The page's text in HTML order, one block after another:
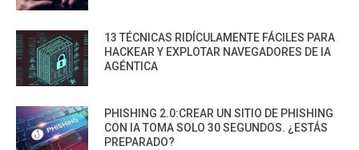
13 TÉCNICAS RIDÍCULAMENTE FÁCILES PARA
HACKEAR Y EXPLOTAR NAVEGADORES DE IA
AGÉNTICA
PHISHING 2.0:CREAR UN SITIO DE PHISHING
CON IA TOMA SOLO 30 SEGUNDOS. ¿ESTÁS
PREPARADO?